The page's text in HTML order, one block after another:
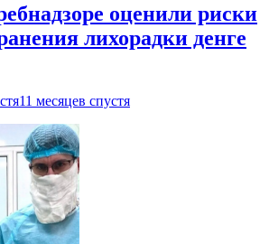
оценили риски
лихорадки денге
11 месяцев спустя